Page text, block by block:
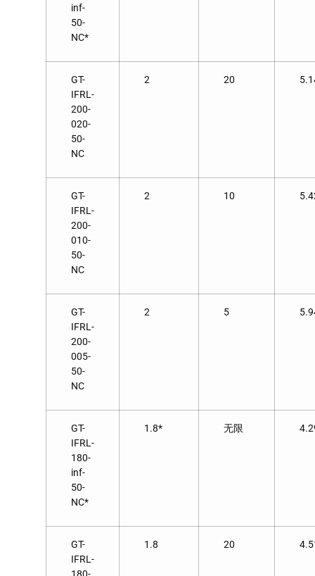
inf-
50-
NC*
GT-
IFRL-
200-
020-
50-
NC
2 20
GT-
IFRL-
200-
010-
50-
NC
2 10
GT-
IFRL-
200-
005-
50-
NC
2 5
GT-
IFRL-
180-
inf-
50-
NC*
1.8* 无限
GT-
IFRL-
1.8 20